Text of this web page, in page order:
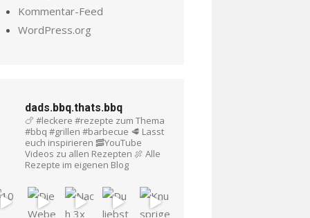
Kommentar-Feed
WordPress.org
dads.bbq.thats.bbq
🍗 #leckere #rezepte zum Thema
#bbq #grillen #barbecue 🥩 Lasst
euch inspirieren 🥓YouTube
Videos zu allen Rezepten 🍖 Alle
Rezepte im eigenen Blog